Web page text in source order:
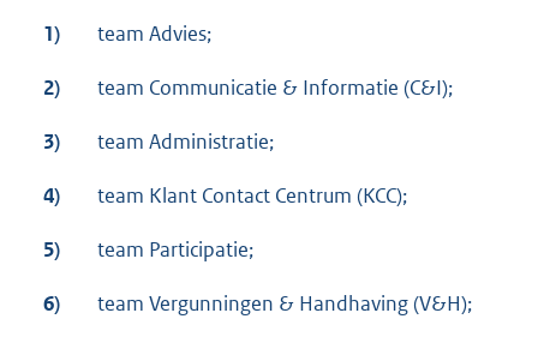
1) team Advies;
2) team Communicatie & Informatie (C&I);
3) team Administratie;
4) team Klant Contact Centrum (KCC);
5) team Participatie;
6) team Vergunningen & Handhaving (V&H);